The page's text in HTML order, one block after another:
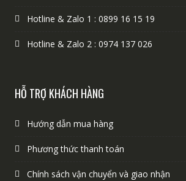
Hotline & Zalo 1 : 0899 16 15 19
Hotline & Zalo 2 : 0974 137 026
HỖ TRỢ KHÁCH HÀNG
Hướng dẫn mua hàng
Phương thức thanh toán
Chính sách vận chuyển và giao nhận